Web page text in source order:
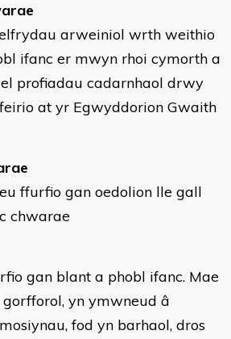
arweiniol wrth weithio
ifanc er mwyn rhoi cymorth a
profiadau cadarnhaol drwy
at yr Egwyddorion Gwaith
ffurfio gan oedolion lle gall
chwarae
gan blant a phobl ifanc. Mae
yn ymwneud â
fod yn barhaol, dros